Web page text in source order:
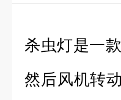
杀虫灯是一
然后风机转